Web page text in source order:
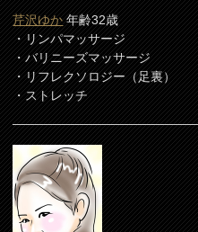
芹沢ゆか年齢32歳
・リンパマッサージ
・バリニーズマッサージ
・リフレクソロジー（足裏）
・ストレッチ